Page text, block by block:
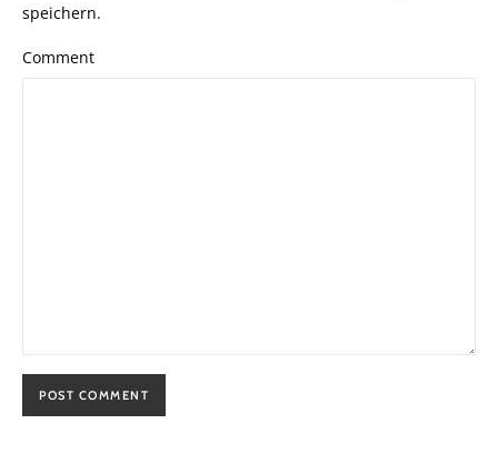
speichern.
Comment